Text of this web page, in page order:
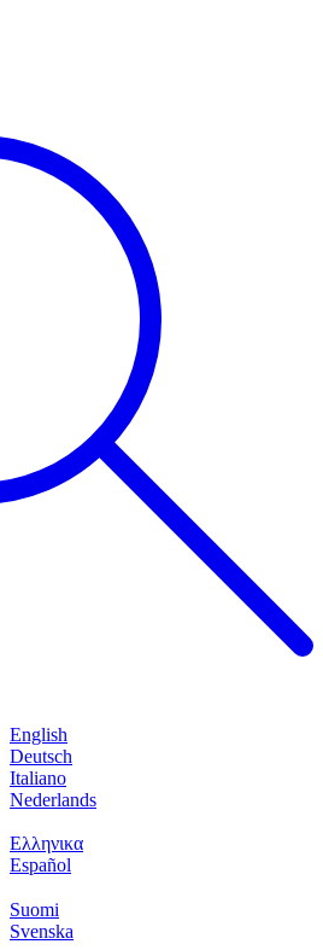
English
Deutsch
Italiano
Nederlands
Ελληνικα
Español
Suomi
Svenska